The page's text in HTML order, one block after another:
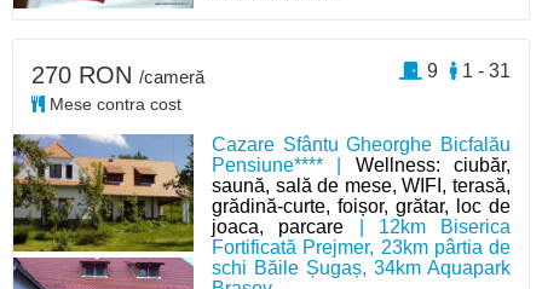
Cazare Sfântu Gheorghe Bicfalău
Pensiune**** | Wellness: ciubăr,
saună, sală de mese, WIFI, terasă,
grădină-curte, foișor, grătar, loc de
joaca, parcare | 12km Biserica
Fortificată Prejmer, 23km pârtia de
schi Băile Șugaș, 34km Aquapark
270 RON /cameră
Mese contra cost
1 - 31
9